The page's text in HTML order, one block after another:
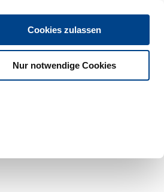
Cookies zulassen
Nur notwendige Cookies